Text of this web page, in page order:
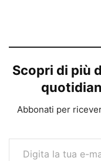
Scopri di più
Abbonati per
Digita la tua e-mail...